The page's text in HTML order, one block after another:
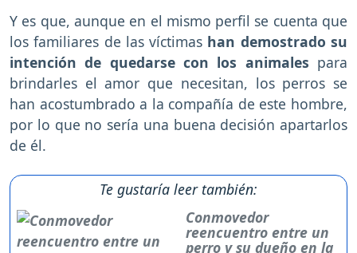
Y es que, aunque en el mismo perfil se cuenta que
los familiares de las víctimas han demostrado su
intención de quedarse con los animales para
brindarles el amor que necesitan, los perros se
han acostumbrado a la compañía de este hombre,
por lo que no sería una buena decisión apartarlos
de él.
Te gustaría leer también:
Conmovedor
reencuentro entre un
perro y su dueño en la